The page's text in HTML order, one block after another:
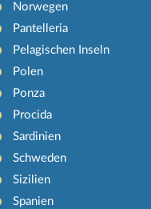
Norwegen
Pantelleria
Pelagischen Inseln
Polen
Ponza
Procida
Sardinien
Schweden
Sizilien
Spanien